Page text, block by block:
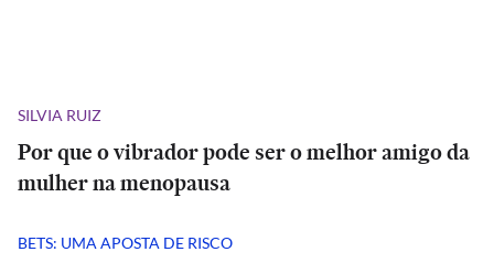
SILVIA RUIZ
Por que o vibrador pode ser o melhor amigo da
mulher na menopausa
BETS: UMA APOSTA DE RISCO